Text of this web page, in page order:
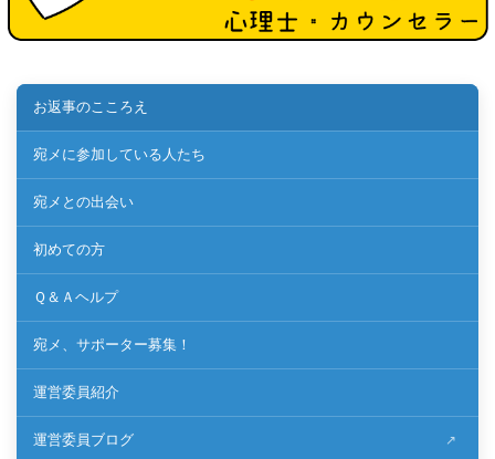
お返事のこころえ
宛メに参加している人たち
宛メとの出会い
初めての方
Ｑ＆Ａヘルプ
宛メ、サポーター募集！
運営委員紹介
運営委員ブログ